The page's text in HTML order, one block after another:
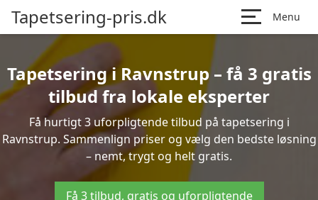
Tapetsering-pris.dk Menu
Tapetsering i Ravnstrup – få 3 gratis
tilbud fra lokale eksperter
Få hurtigt 3 uforpligtende tilbud på tapetsering i
Ravnstrup. Sammenlign priser og vælg den bedste løsning
– nemt, trygt og helt gratis.
Få 3 tilbud, gratis og uforpligtende